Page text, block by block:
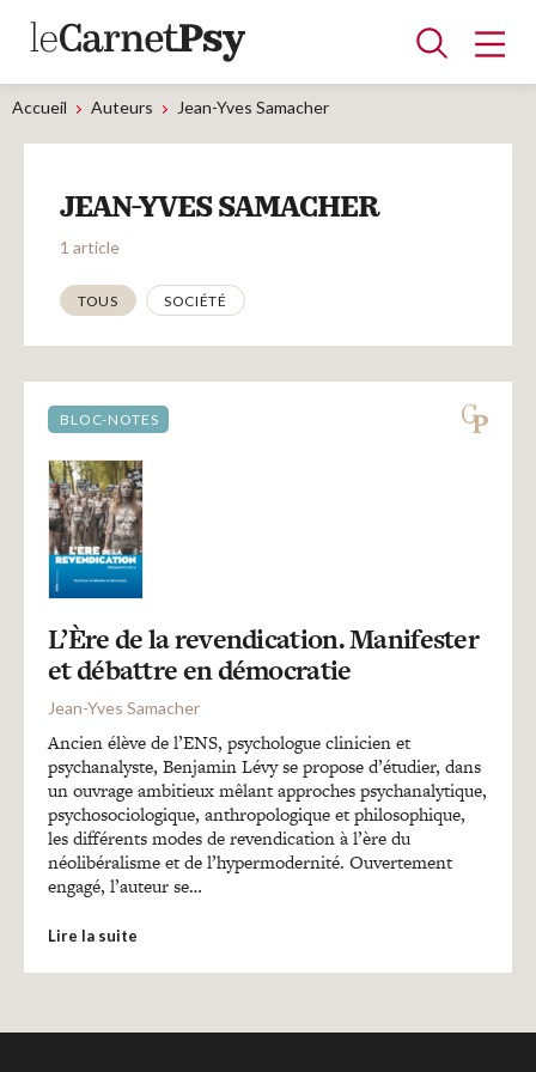
Articles
A la une
Adolescence
Dispositif
Enfance
Périnatalité
Psychanalyse
Psychopathologie
Soin
Dossiers
Blocs-notes
Recherches
Entretiens
Revues
Colloque
Mon panier
Accueil Auteurs Jean-Yves Samacher
JEAN-YVES SAMACHER
1 article
Thématiques
TOUS SOCIÉTÉ
BLOC-NOTES
L’Ère de la revendication. Manifester
et débattre en démocratie
Jean-Yves Samacher
Ancien élève de l’ENS, psychologue clinicien et
psychanalyste, Benjamin Lévy se propose d’étudier, dans
un ouvrage ambitieux mêlant approches psychanalytique,
psychosociologique, anthropologique et philosophique,
les différents modes de revendication à l’ère du
néolibéralisme et de l’hypermodernité. Ouvertement
engagé, l’auteur se…
Lire la suite